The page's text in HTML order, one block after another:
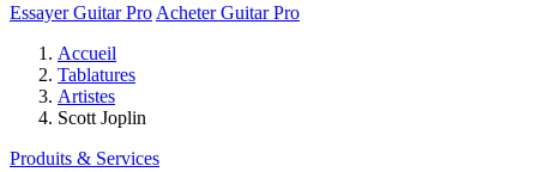
Essayer Guitar Pro Acheter Guitar Pro
Accueil
Tablatures
Artistes
Scott Joplin
Produits & Services